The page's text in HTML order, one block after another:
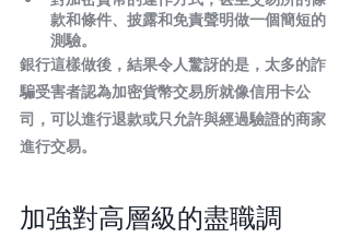
款和條件、披露和免責聲明做一個簡短的
測驗。
銀行這樣做後，結果令人驚訝的是，太多的詐
騙受害者認為加密貨幣交易所就像信用卡公
司，可以進行退款或只允許與經過驗證的商家
進行交易。
加強對高層級的盡職調